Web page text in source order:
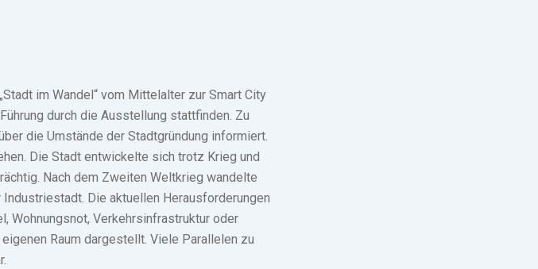
im Wandel“ vom Mittelalter zur Smart City
durch die Ausstellung stattfinden. Zu
die Umstände der Stadtgründung informiert.
Die Stadt entwickelte sich trotz Krieg und
Nach dem Zweiten Weltkrieg wandelte
Die aktuellen Herausforderungen
Wohnungsnot, Verkehrsinfrastruktur oder
Raum dargestellt. Viele Parallelen zu